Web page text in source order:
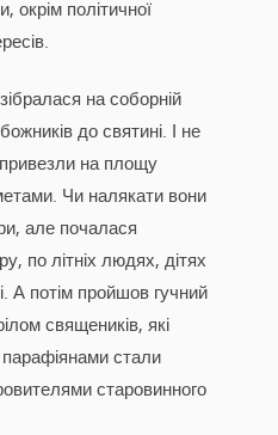
окрім політичної
на соборній
до святині. І не
на площу
Чи налякати вони
але почалася
по літніх людях, дітях
А потім пройшов гучний
священиків, які
стали
старовинного